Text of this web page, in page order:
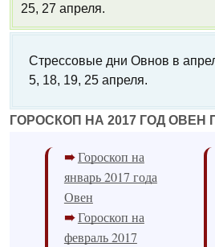
25, 27 апреля.
Стрессовые дни Овнов в
5, 18, 19, 25 апреля.
ГОРОСКОП НА 2017 ГОД
Гороскоп на
январь 2017 года
Овен
Гороскоп на
февраль 2017